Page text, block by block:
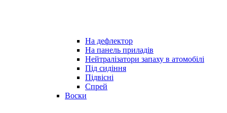
На дефлектор
На панель приладів
Нейтралізатори запаху в атомобілі
Під сидіння
Підвісні
Спрей
Воски